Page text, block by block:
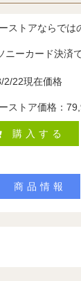
ストアならでは
ニーカード決済
2/22現在価格
ストア価格：
購入する
商品情報